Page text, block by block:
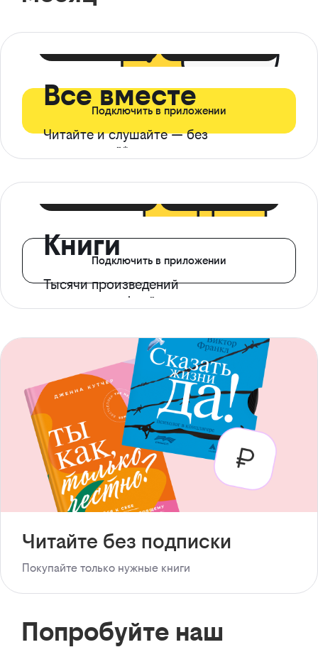
Все вместе
Читайте и слушайте — без
ограничений*
Подключить в приложении
Книги
Тысячи произведений
с доступом офлайн
Подключить в приложении
Читайте без подписки
Покупайте только нужные книги
Попробуйте наш